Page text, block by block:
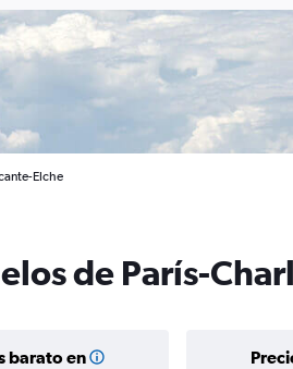
Elche
de París-
barato en